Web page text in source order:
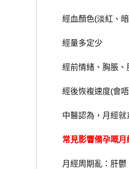
經血顏色(淡紅、暗
經量多定少
經前情緒、胸脹、
經後恢複速度(會唔
中醫認為，月經就系
常見影響備孕嘅
月經周期亂：肝鬱